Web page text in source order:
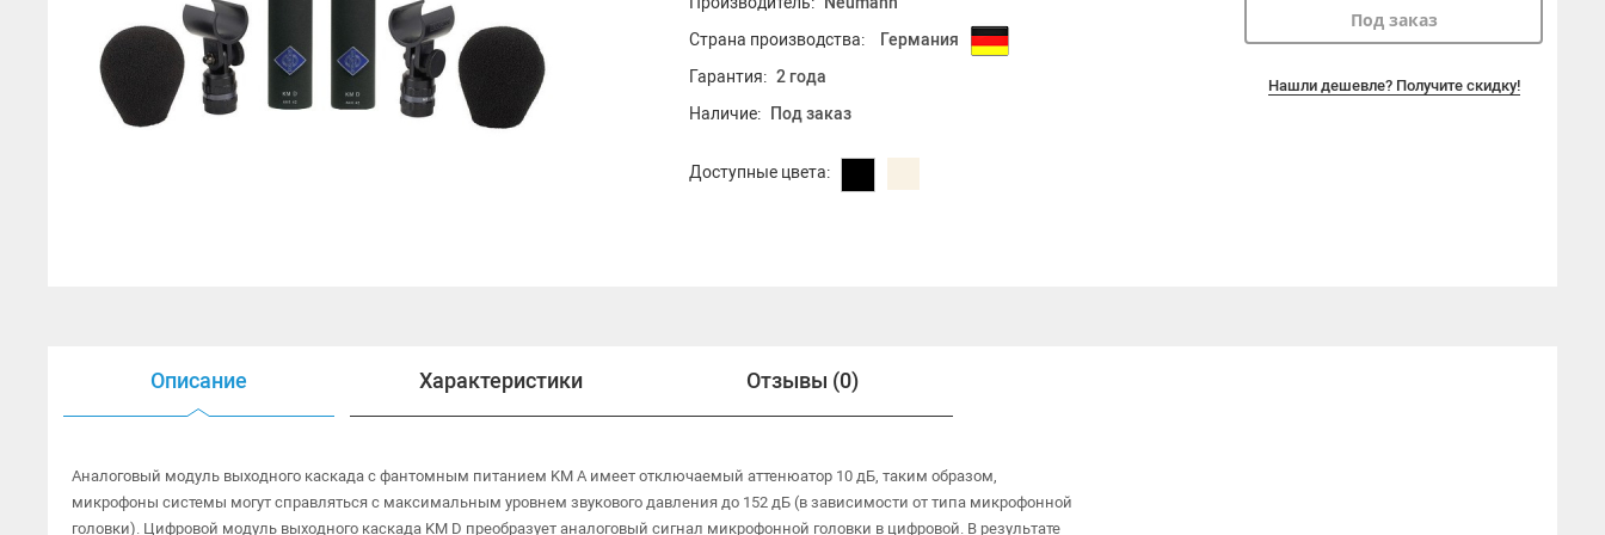
Открытые наушники
Наушники HI-FI
Наушники для ТВ
Страна производства:
Германия
Гарантия: 2 года
Наличие: Под заказ
Доступные цвета:
Под заказ
Нашли дешевле? Получите скидку!
Описание Характеристики Отзывы (0)
Аналоговый модуль выходного каскада с фантомным питанием KM A имеет отключаемый аттенюатор 10 дБ, таким образом,
микрофоны системы могут справляться с максимальным уровнем звукового давления до 152 дБ (в зависимости от типа микрофонной
головки). Цифровой модуль выходного каскада KM D преобразует аналоговый сигнал микрофонной головки в цифровой. В результате